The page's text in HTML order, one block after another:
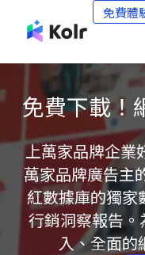
免費體
免費下載！
上萬家品牌企業
萬家品牌廣告主
紅數據庫的獨家
行銷洞察報告
入、全面的